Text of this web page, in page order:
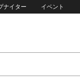
ナイター イベント